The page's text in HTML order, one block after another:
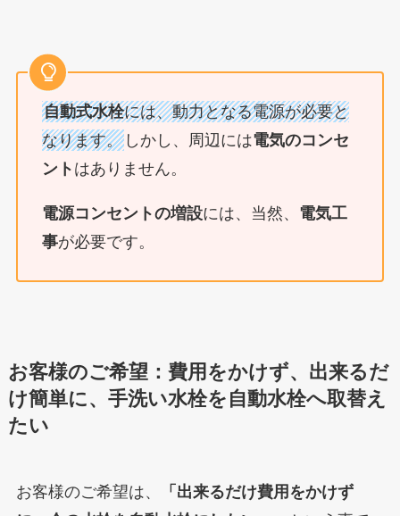
自動式水栓には、動力となる電源が必要と
なります。しかし、周辺には電気のコンセ
ント はありません。
電源コンセントの増設には、当然、 電気工
事が必要です。
お客様のご希望：費用をかけず、出来るだ
け簡単に、手洗い水栓を自動水栓へ取替え
たい
お客様のご希望は、
「出来るだけ費用をかけず